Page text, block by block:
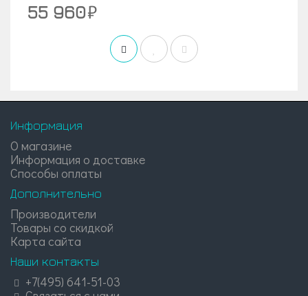
55 960
Информация
О магазине
Информация о доставке
Способы оплаты
Дополнительно
Производители
Товары со скидкой
Карта сайта
Наши контакты
+7(495) 641-51-03